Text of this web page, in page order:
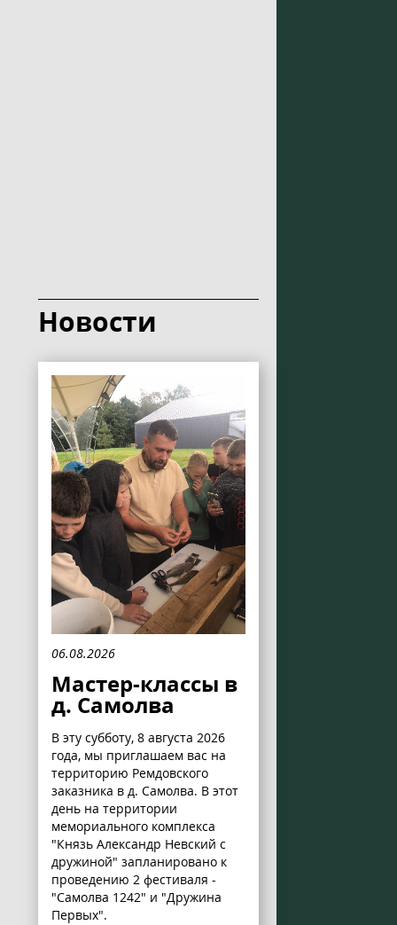
Новости
06.08.2026
Мастер-классы в
д. Самолва
В эту субботу, 8 августа 2026
года, мы приглашаем вас на
территорию Ремдовского
заказника в д. Самолва. В этот
день на территории
мемориального комплекса
"Князь Александр Невский с
дружиной" запланировано к
проведению 2 фестиваля -
"Самолва 1242" и "Дружина
Первых".